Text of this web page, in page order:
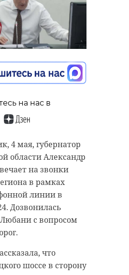
на нас в
4 мая, губернатор
области Александр
на звонки
в рамках
линии в
Дозвонилась
с вопросом
что
шоссе в сторону
VK
проект
на нас в
Победы в
войне на
в пятницу, 5
"Живые
приняли участие
на нас в
по 3 мая
службы
области
на 28
один раз к
работам